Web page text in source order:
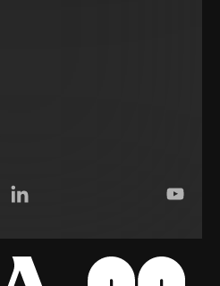
LinkedIn